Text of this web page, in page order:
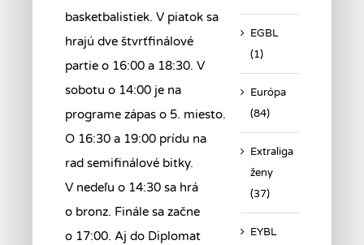
basketbalistiek. V piatok sa
hrajú dve štvrťfinálové
partie o 16:00 a 18:30. V
sobotu o 14:00 je na
programe zápas o 5. miesto.
O 16:30 a 19:00 prídu na
rad semifinálové bitky.
V nedeľu o 14:30 sa hrá
o bronz. Finále sa začne
o 17:00. Aj do Diplomat
EGBL
(1)
Európa
(84)
Extraliga
ženy
(37)
EYBL